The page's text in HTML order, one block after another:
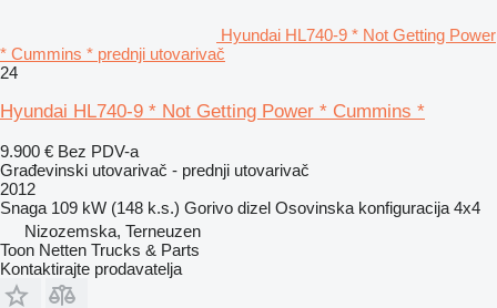
Hyundai HL740-9 * Not Getting Power
* Cummins * prednji utovarivač
24
Hyundai HL740-9 * Not Getting Power * Cummins *
9.900 € Bez PDV-a
Građevinski utovarivač - prednji utovarivač
2012
Snaga 109 kW (148 k.s.) Gorivo dizel Osovinska konfiguracija 4x4
Nizozemska, Terneuzen
Toon Netten Trucks & Parts
Kontaktirajte prodavatelja